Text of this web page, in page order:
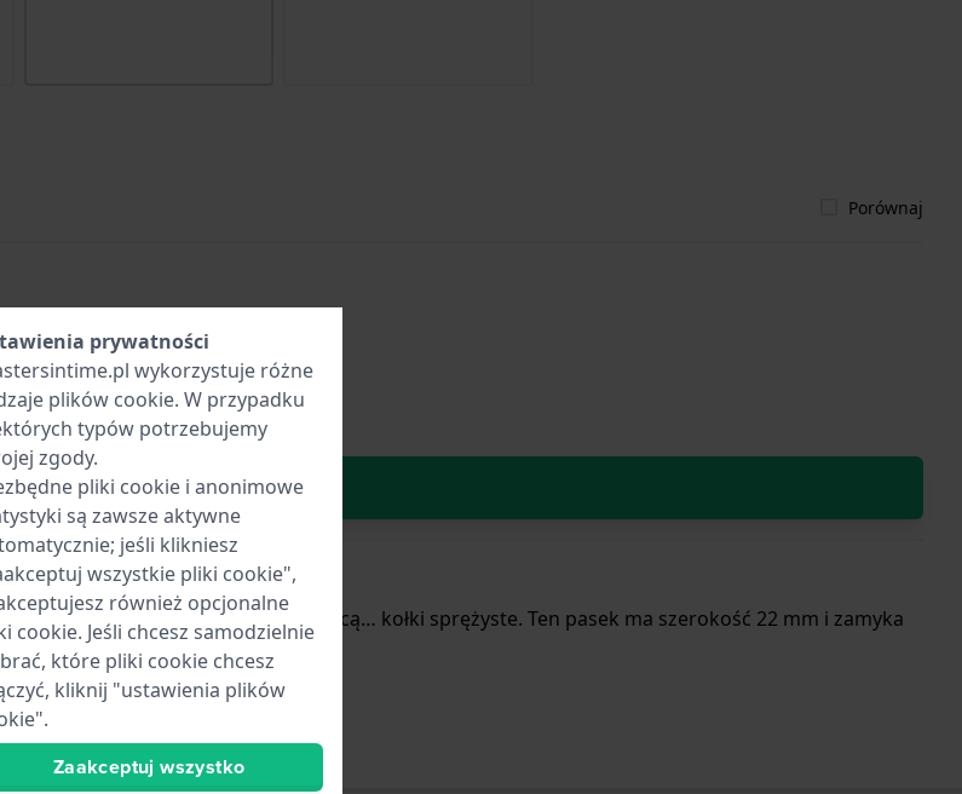
Porównaj
W Koszyku
zamocowany do zegarka za pomocą… kołki sprężyste. Ten pasek ma szerokość 22 mm i zamyka
że pasuje do.
prywatności
wykorzystuje różne
plików cookie. W przypadku
typów potrzebujemy
zgody.
pliki cookie i anonimowe
są zawsze aktywne
jeśli klikniesz
wszystkie pliki cookie",
również opcjonalne
cookie. Jeśli chcesz samodzielnie
które pliki cookie chcesz
kliknij "ustawienia plików
Zaakceptuj wszystko